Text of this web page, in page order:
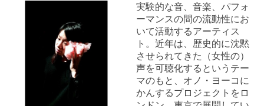
実験的な音、音楽、パフォ
ーマンスの間の流動性にお
いて活動するアーティス
ト。近年は、歴史的に沈黙
させられてきた（女性の）
声を可聴化するというテー
マのもと、オノ・ヨーコに
かんするプロジェクトをロ